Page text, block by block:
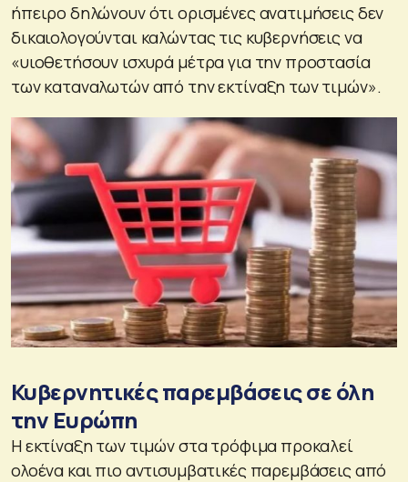
ήπειρο δηλώνουν ότι ορισμένες ανατιμήσεις δεν
δικαιολογούνται καλώντας τις κυβερνήσεις να
«υιοθετήσουν ισχυρά μέτρα για την προστασία
των καταναλωτών από την εκτίναξη των τιμών».
Κυβερνητικές παρεμβάσεις σε όλη
την Ευρώπη
Η εκτίναξη των τιμών στα τρόφιμα προκαλεί
ολοένα και πιο αντισυμβατικές παρεμβάσεις από